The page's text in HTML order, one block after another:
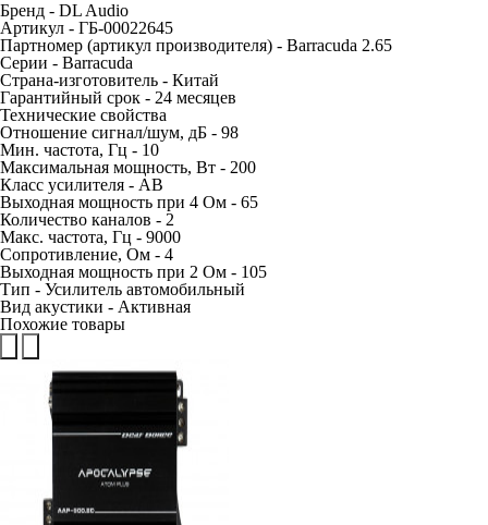
Бренд - DL Audio
Артикул - ГБ-00022645
Партномер (артикул производителя) - Barracuda 2.65
Серии - Barracuda
Страна-изготовитель - Китай
Гарантийный срок - 24 месяцев
Технические свойства
Отношение сигнал/шум, дБ - 98
Мин. частота, Гц - 10
Максимальная мощность, Вт - 200
Класс усилителя - AB
Выходная мощность при 4 Ом - 65
Количество каналов - 2
Макс. частота, Гц - 9000
Сопротивление, Ом - 4
Выходная мощность при 2 Ом - 105
Тип - Усилитель автомобильный
Вид акустики - Активная
Похожие товары